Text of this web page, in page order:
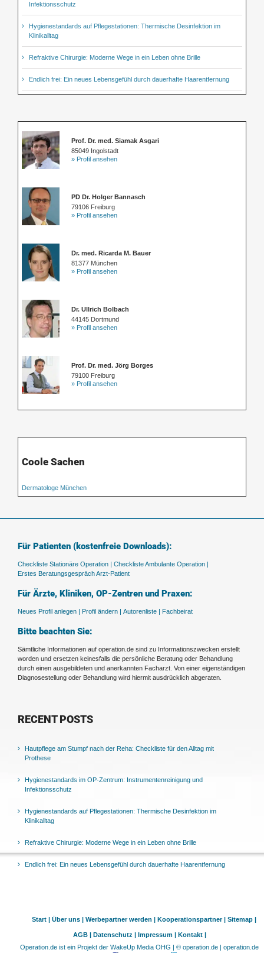
Infektionsschutz
Hygienestandards auf Pflegestationen: Thermische Desinfektion im
Klinikalltag
Refraktive Chirurgie: Moderne Wege in ein Leben ohne Brille
Endlich frei: Ein neues Lebensgefühl durch dauerhafte Haarentfernung
Prof. Dr. med. Siamak Asgari
85049 Ingolstadt
» Profil ansehen
PD Dr. Holger Bannasch
79106 Freiburg
» Profil ansehen
Dr. med. Ricarda M. Bauer
81377 München
» Profil ansehen
Dr. Ullrich Bolbach
44145 Dortmund
» Profil ansehen
Prof. Dr. med. Jörg Borges
79100 Freiburg
» Profil ansehen
Coole Sachen
Dermatologe München
Für Patienten (kostenfreie Downloads):
Checkliste Stationäre Operation | Checkliste Ambulante Operation |
Erstes Beratungsgespräch Arzt-Patient
Für Ärzte, Kliniken, OP-Zentren und Praxen:
Neues Profil anlegen | Profil ändern | Autorenliste | Fachbeirat
Bitte beachten Sie:
Sämtliche Informationen auf operation.de sind zu Informationszwecken erstellt
worden und ersetzen keinesfalls die persönliche Beratung oder Behandlung
durch einen ausgebildeten und anerkannten Facharzt. Von einer eigenständigen
Diagnosestellung oder Behandlung wird hiermit ausdrücklich abgeraten.
RECENT POSTS
Hautpflege am Stumpf nach der Reha: Checkliste für den Alltag mit
Prothese
Hygienestandards im OP-Zentrum: Instrumentenreinigung und
Infektionsschutz
Hygienestandards auf Pflegestationen: Thermische Desinfektion im
Klinikalltag
Refraktive Chirurgie: Moderne Wege in ein Leben ohne Brille
Endlich frei: Ein neues Lebensgefühl durch dauerhafte Haarentfernung
Start | Über uns | Werbepartner werden | Kooperationspartner | Sitemap |
AGB | Datenschutz | Impressum | Kontakt |
Operation.de ist ein Projekt der WakeUp Media OHG | © operation.de | operation.de